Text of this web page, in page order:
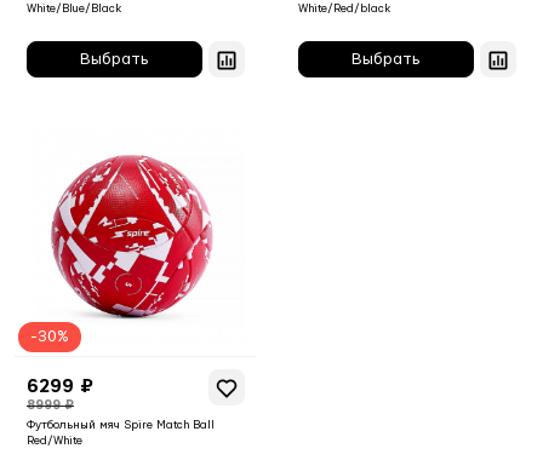
White/Blue/Black
White/Red/black
-30%
6299 ₽
8999 ₽
Футбольный мяч Spire Match Ball
Red/White